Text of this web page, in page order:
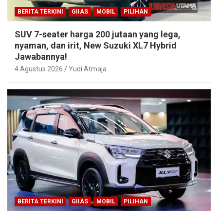
BERITA TERKINI GIIAS MOBIL PILIHAN
SUV 7-seater harga 200 jutaan yang lega,
nyaman, dan irit, New Suzuki XL7 Hybrid
Jawabannya!
4 Agustus 2026 Yudi Atmaja
BERITA TERKINI GIIAS MOBIL PILIHAN